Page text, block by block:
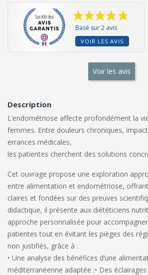
Basé sur 2 avis
VOIR LES AVIS
Voir les avis
Description
L’endométriose affecte profondément la
femmes. Entre douleurs chroniques,
errances médicales,
les patientes cherchent des solutions
Cet ouvrage propose une exploration
entre alimentation et endométriose,
claires et fondées sur des preuves
didactique, il présente aux diététiciens
approche personnalisée pour
patientes tout en évitant les pièges des
non justifiés, grâce à :
• Une analyse des bénéfices d’une
méditerranéenne adaptée ;• Des